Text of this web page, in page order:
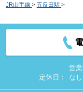
JR山手線 > 五反田駅 >
営業
定休日：
な